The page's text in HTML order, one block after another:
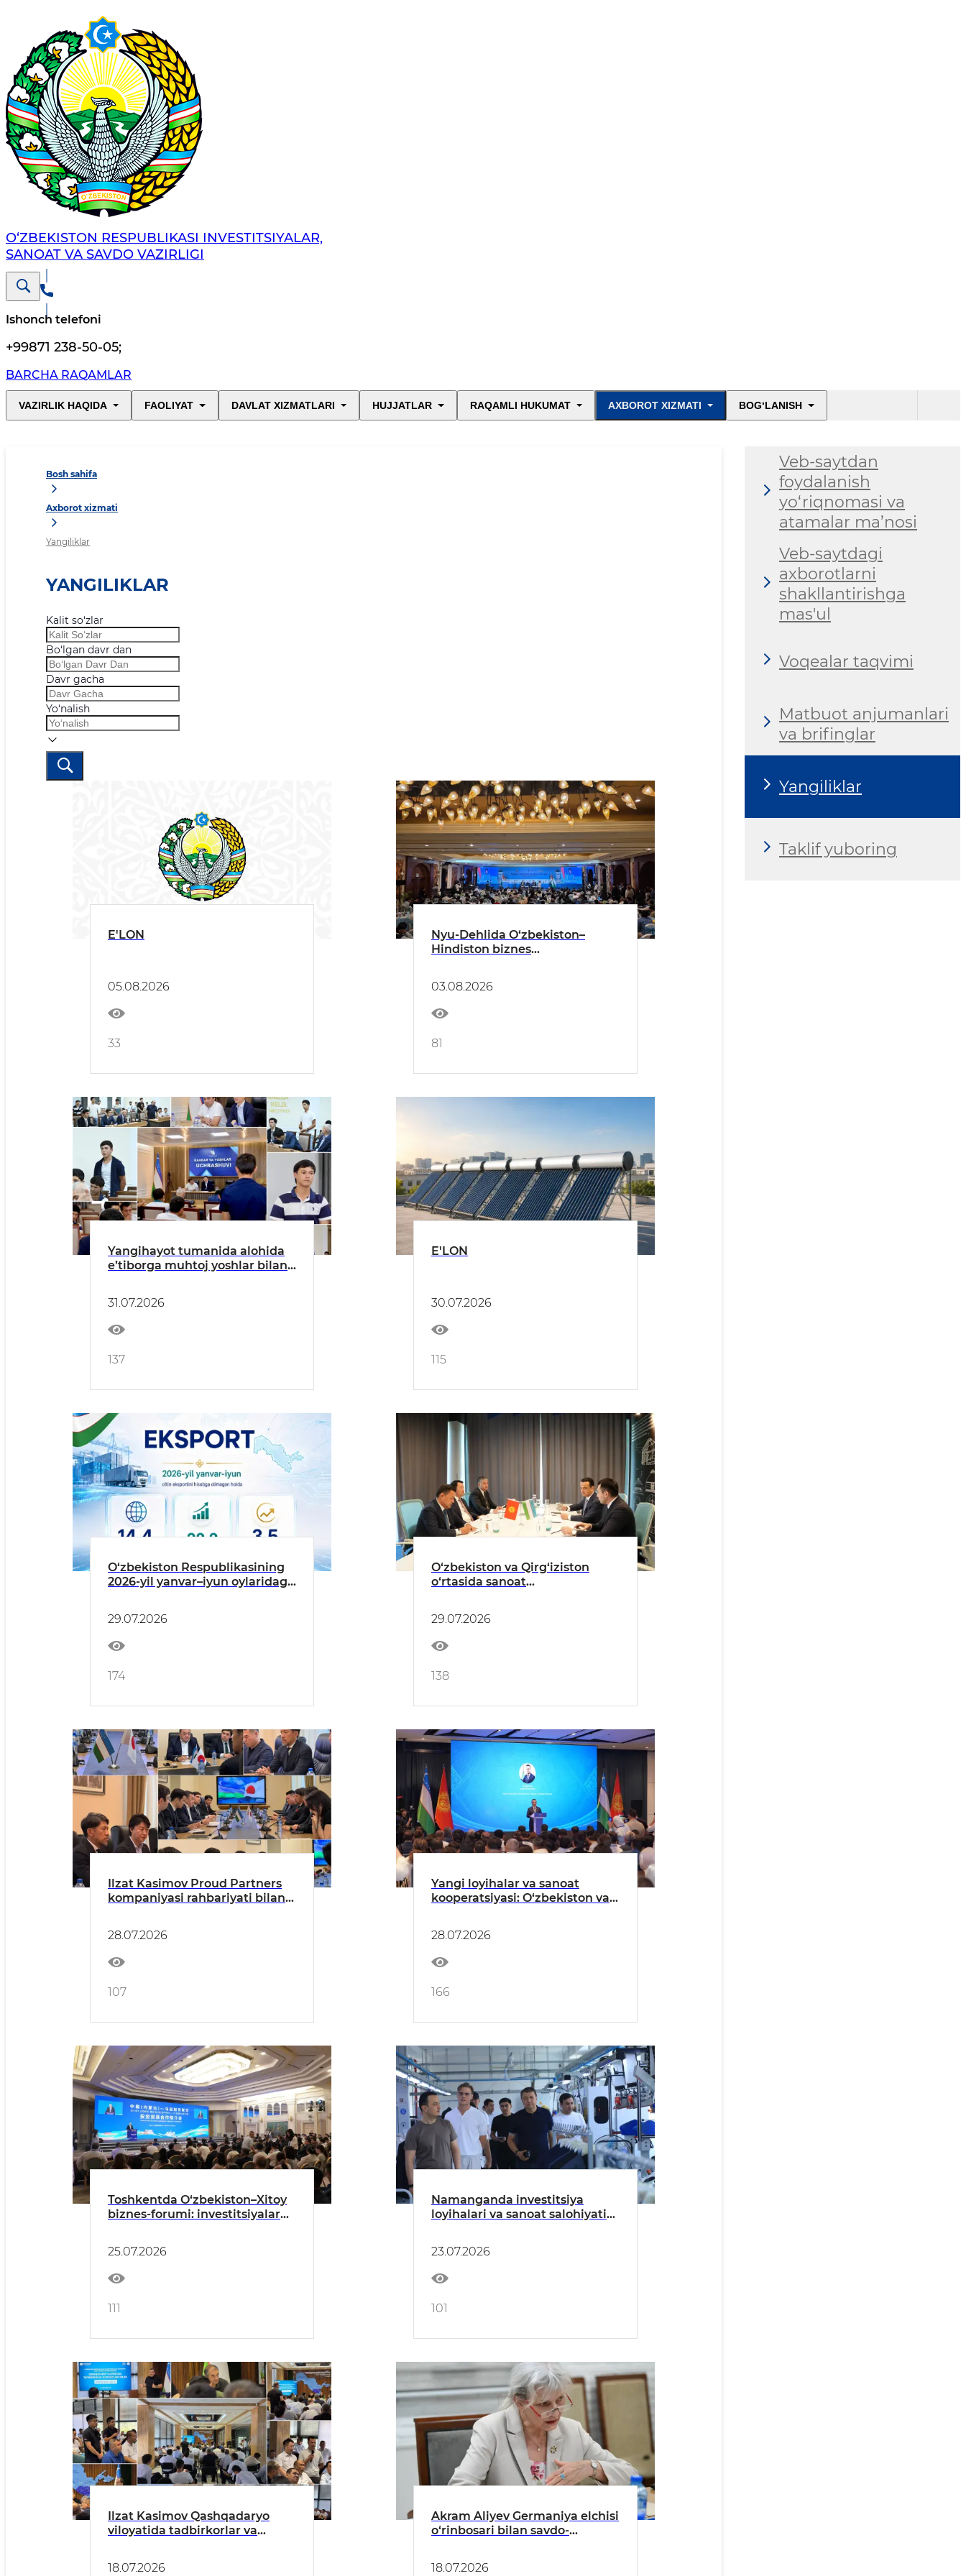
O‘ZBEKISTON RESPUBLIKASI INVESTITSIYALAR,
SANOAT VA SAVDO VAZIRLIGI
Ishonch telefoni
+99871 238-50-05;
BARCHA RAQAMLAR
VAZIRLIK HAQIDA FAOLIYAT DAVLAT XIZMATLARI HUJJATLAR RAQAMLI HUKUMAT AXBOROT XIZMATI BOG‘LANISH
Bosh sahifa
Axborot xizmati
Yangiliklar
YANGILIKLAR
Kalit so‘zlar
Bo‘lgan davr dan
Davr gacha
Yo‘nalish
E'LON
05.08.2026
33
Nyu-Dehlida O‘zbekiston–
Hindiston biznes
03.08.2026
81
Yangihayot tumanida alohida
e’tiborga muhtoj yoshlar bilan
31.07.2026
137
E'LON
30.07.2026
115
O‘zbekiston Respublikasining
2026-yil yanvar–iyun oylaridagi
hisobga olinmagan holda)
29.07.2026
174
O‘zbekiston va Qirg‘iziston
o‘rtasida sanoat
surish masalalari muhokama
qilindi
29.07.2026
138
Ilzat Kasimov Proud Partners
kompaniyasi rahbariyati bilan
28.07.2026
107
Yangi loyihalar va sanoat
kooperatsiyasi: O‘zbekiston vа
28.07.2026
166
Toshkentda O‘zbekiston–Xitoy
biznes-forumi: investitsiyalar
25.07.2026
111
Namanganda investitsiya
loyihalari va sanoat salohiyatini
23.07.2026
101
Ilzat Kasimov Qashqadaryo
viloyatida tadbirkorlar va
18.07.2026
Akram Aliyev Germaniya elchisi
o‘rinbosari bilan savdo-
18.07.2026
Veb-saytdan
foydalanish
yo‘riqnomasi va
atamalar ma’nosi
Veb-saytdagi
axborotlarni
shakllantirishga
mas'ul
Voqealar taqvimi
Matbuot anjumanlari
va brifinglar
Yangiliklar
Taklif yuboring